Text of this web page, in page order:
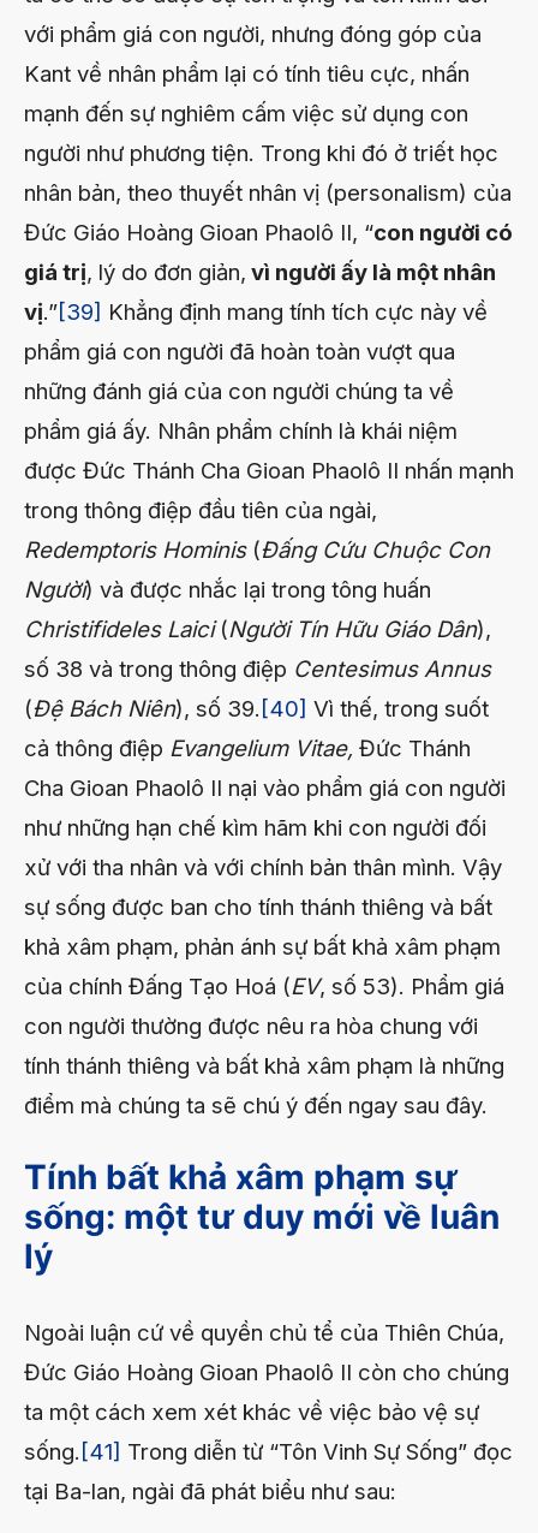
với phẩm giá con người, nhưng đóng góp của
Kant về nhân phẩm lại có tính tiêu cực, nhấn
mạnh đến sự nghiêm cấm việc sử dụng con
người như phương tiện. Trong khi đó ở triết học
nhân bản, theo thuyết nhân vị (personalism) của
Đức Giáo Hoàng Gioan Phaolô II, “con người có
giá trị, lý do đơn giản, vì người ấy là một nhân
vị.”[39] Khẳng định mang tính tích cực này về
phẩm giá con người đã hoàn toàn vượt qua
những đánh giá của con người chúng ta về
phẩm giá ấy. Nhân phẩm chính là khái niệm
được Đức Thánh Cha Gioan Phaolô II nhấn mạnh
trong thông điệp đầu tiên của ngài,
Redemptoris Hominis (Đấng Cứu Chuộc Con
Người) và được nhắc lại trong tông huấn
Christifideles Laici(Người Tín Hữu Giáo Dân),
số 38 và trong thông điệp Centesimus Annus
(Đệ Bách Niên), số 39.[40] Vì thế, trong suốt
cả thông điệp Evangelium Vitae, Đức Thánh
Cha Gioan Phaolô II nại vào phẩm giá con người
như những hạn chế kìm hãm khi con người đối
xử với tha nhân và với chính bản thân mình. Vậy
sự sống được ban cho tính thánh thiêng và bất
khả xâm phạm, phản ánh sự bất khả xâm phạm
của chính Đấng Tạo Hoá (EV, số 53). Phẩm giá
con người thường được nêu ra hòa chung với
tính thánh thiêng và bất khả xâm phạm là những
điểm mà chúng ta sẽ chú ý đến ngay sau đây.
Tính bất khả xâm phạm sự
sống: một tư duy mới về luân
lý
Ngoài luận cứ về quyền chủ tể của Thiên Chúa,
Đức Giáo Hoàng Gioan Phaolô II còn cho chúng
ta một cách xem xét khác về việc bảo vệ sự
sống. [41] Trong diễn từ “Tôn Vinh Sự Sống” đọc
tại Ba-lan, ngài đã phát biểu như sau: